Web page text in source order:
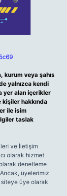
kurum veya şahıs
yalnızca kendi
yer alan içerikler
hakkında
ile isim
taslak
ve İletişim
olarak hizmet
denetleme
üyelerimiz
siteye üye olarak